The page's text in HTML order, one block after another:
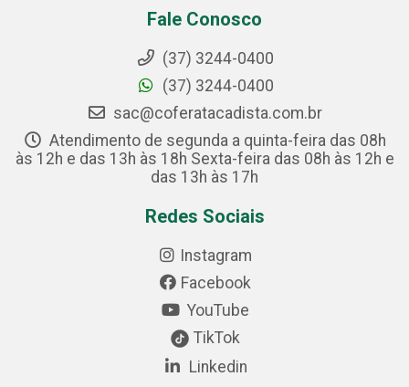
Fale Conosco
(37) 3244-0400
(37) 3244-0400
sac@coferatacadista.com.br
Atendimento de segunda a quinta-feira das 08h
às 12h e das 13h às 18h Sexta-feira das 08h às 12h e
das 13h às 17h
Redes Sociais
Instagram
Facebook
YouTube
TikTok
Linkedin